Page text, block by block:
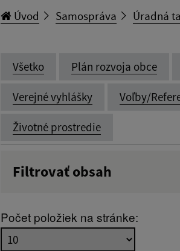
Úvod Samospráva Úradná
Všetko Plán rozvoja obce
Verejné vyhlášky Voľby/
Životné prostredie
Filtrovať obsah
Dátum zverejnenia do:
Počet položiek na stránke: